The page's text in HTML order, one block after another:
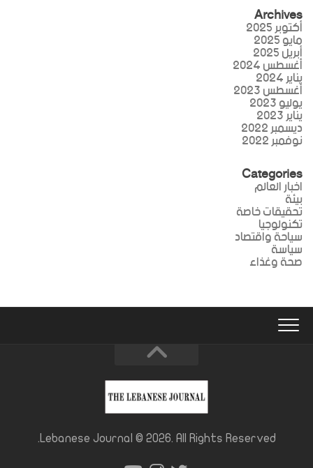
Archives
أكتوبر 2025
مايو 2025
أبريل 2025
أغسطس 2024
يناير 2024
أغسطس 2023
يوليو 2023
يناير 2023
ديسمبر 2022
نوفمبر 2022
Categories
اخبار العالم
بيئة
تحقيقات خاصة
تكنولوجيا
سياحة واقتصاد
سياسة
صحة وغذاء
Lebanese Journal © 2026. All Rights Reserved.